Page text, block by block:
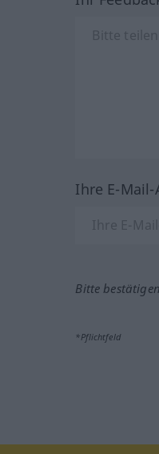
Ihre E-
Bitte
*Pflichtfeld